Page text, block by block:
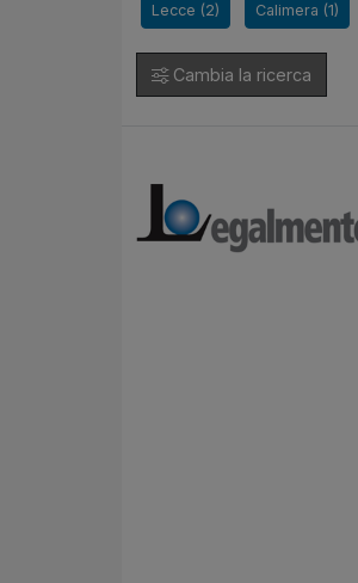
Lecce (2) Calimera (1)
Cambia la ricerca